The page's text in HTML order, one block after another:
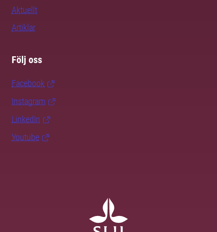
Aktuellt
Artiklar
Följ oss
Facebook
Instagram
LinkedIn
Youtube